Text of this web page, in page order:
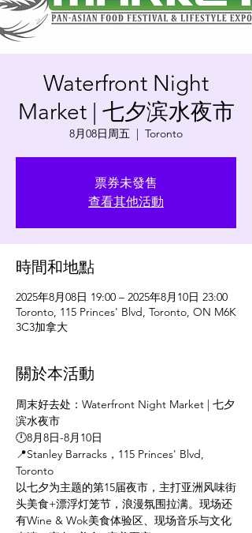
Waterfront Night
Market | 七夕滨水夜市
8月08日周五
  |
Toronto
票券未發售
查看其他活動
時間和地點
2025年8月08日 19:00 – 2025年8月10日 23:00
Toronto, 115 Princes' Blvd, Toronto, ON M6K
3C3加拿大
關於本活動
周末好去处：Waterfront Night Market | 七夕
滨水夜市
🕛8月8日-8月10日
📍Stanley Barracks，115 Princes' Blvd,
Toronto
以七夕为主题的第15届夜市，主打亚洲风味街
头美食+漂浮灯笼节，浪漫氛围拉满。现场还
有Wine & Wok美食体验区、现场音乐与文化